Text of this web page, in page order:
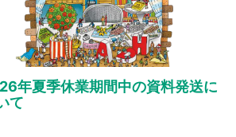
年夏季休業期間中の資料発送に
て